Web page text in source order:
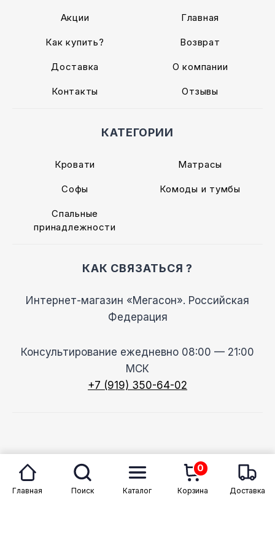
Акции Главная
Как купить? Возврат
Доставка О компании
Контакты Отзывы
КАТЕГОРИИ
Кровати Матрасы
Софы Комоды и тумбы
Спальные
принадлежности
КАК СВЯЗАТЬСЯ ?
Интернет-магазин «Мегасон». Российская
Федерация
Консультирование ежедневно 08:00 — 21:00
МСК
+7 (919) 350-64-02
© 2026 Megason
Главная Поиск Каталог
0
Корзина Доставка